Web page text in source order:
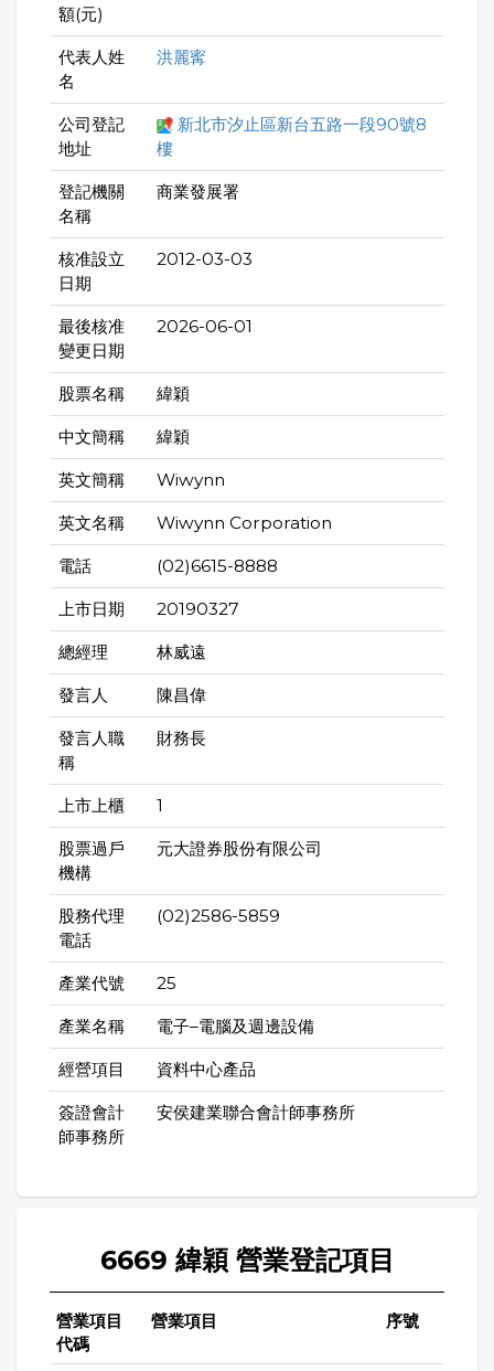
額(元)
代表人姓
名
洪麗寗
公司登記
地址
新北市汐止區新台五路一段90號8
樓
登記機關
名稱
商業發展署
核准設立
日期
2012-03-03
最後核准
變更日期
2026-06-01
股票名稱 緯穎
中文簡稱 緯穎
英文簡稱 Wiwynn
英文名稱 Wiwynn Corporation
電話 (02)6615-8888
上市日期 20190327
總經理 林威遠
發言人 陳昌偉
發言人職
稱
財務長
上市上櫃 1
股票過戶
機構
元大證券股份有限公司
股務代理
電話
(02)2586-5859
產業代號 25
產業名稱 電子–電腦及週邊設備
經營項目 資料中心產品
簽證會計
師事務所
安侯建業聯合會計師事務所
6669 緯穎 營業登記項目
營業項目
代碼
營業項目 序號